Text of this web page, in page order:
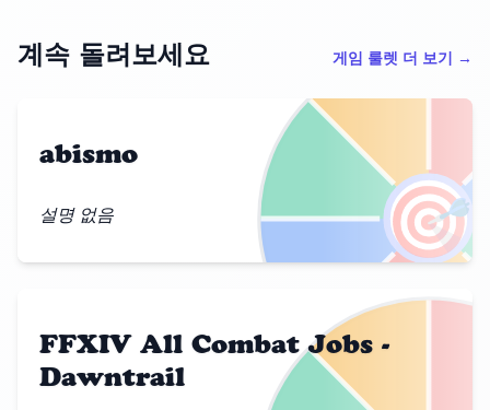
계속 돌려보세요 게임 룰렛 더 보기 →
🎯
abismo
설명 없음
FFXIV All Combat Jobs -
Dawntrail